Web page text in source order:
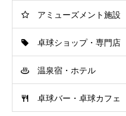
アミューズメント施設
卓球ショップ・専門店
温泉宿・ホテル
卓球バー・卓球カフェ